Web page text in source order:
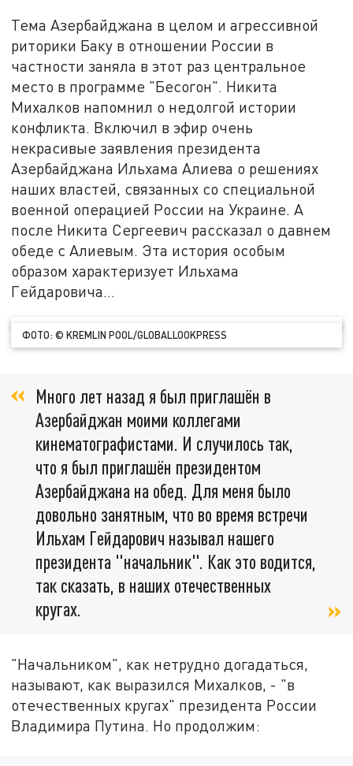
Тема Азербайджана в целом и агрессивной
риторики Баку в отношении России в
частности заняла в этот раз центральное
место в программе "Бесогон". Никита
Михалков напомнил о недолгой истории
конфликта. Включил в эфир очень
некрасивые заявления президента
Азербайджана Ильхама Алиева о решениях
наших властей, связанных со специальной
военной операцией России на Украине. А
после Никита Сергеевич рассказал о давнем
обеде с Алиевым. Эта история особым
образом характеризует Ильхама
Гейдаровича…
ФОТО: © KREMLIN POOL/GLOBALLOOKPRESS
Много лет назад я был приглашён в
Азербайджан моими коллегами
кинематографистами. И случилось так,
что я был приглашён президентом
Азербайджана на обед. Для меня было
довольно занятным, что во время встречи
Ильхам Гейдарович называл нашего
президента "начальник". Как это водится,
так сказать, в наших отечественных
кругах.
"Начальником", как нетрудно догадаться,
называют, как выразился Михалков, - "в
отечественных кругах" президента России
Владимира Путина. Но продолжим: